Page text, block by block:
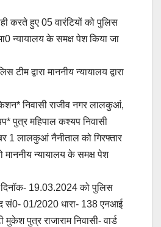
करते हुए 05 वारंटियों को पुलिस
मा0 न्यायालय के समक्ष पेश किया जा
द्वारा माननीय न्यायालय द्वारा
निवासी राजीव नगर लालकुआं,
पुत्र महिपाल कश्यप निवासी
1 लालकुआं नैनीताल को गिरफ्तार
माननीय न्यायालय के समक्ष पेश
19.03.2024 को पुलिस
सं0- 01/2020 धारा- 138 एनआई
मुकेश पुत्र राजाराम निवासी- वार्ड